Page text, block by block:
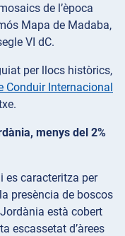
de l’època
Mapa de Madaba,
VI dC.
per llocs històrics,
Conduir Internacional
menys del 2%
es caracteritza per
presència de boscos
està cobert
escassetat d’àrees